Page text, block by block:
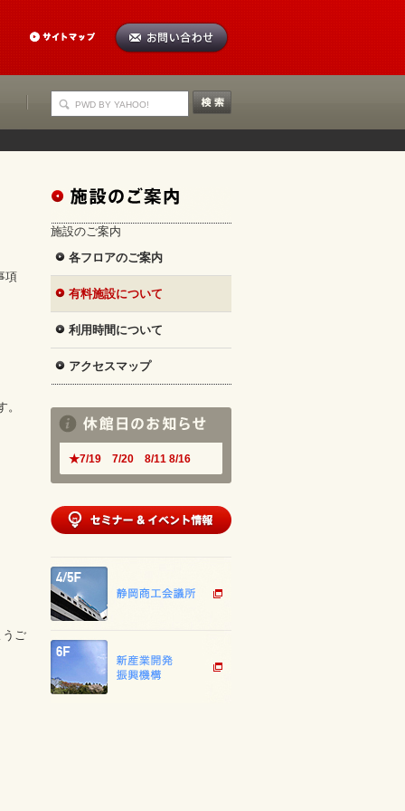
項
うご
施設のご案内
各フロアのご案内
有料施設について
利用時間について
アクセスマップ
★7/19 7/20 8/11 8/16